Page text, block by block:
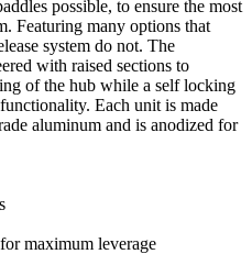
possible, to ensure the most
Featuring many options that
system do not. The
with raised sections to
of the hub while a self locking
Each unit is made
aluminum and is anodized for
maximum leverage